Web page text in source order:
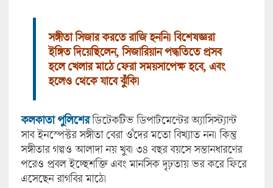
সঙ্গীতা সিজার করতে রাজি হননি। বিশেষজ্ঞরা
ইঙ্গিত দিয়েছিলেন, সিজারিয়ান পদ্ধতিতে প্রসব
হলে খেলার মাঠে ফেরা সময়সাপেক্ষ হবে, এবং
হলেও থেকে যাবে ঝুঁকি।
কলকাতা পুলিশেরডিটেকটিভ ডিপার্টমেন্টের অ্যাসিস্ট্যান্ট
সাব ইনস্পেক্টর সঙ্গীতা বেরা ওঁদের মতো বিখ্যাত নন। কিন্তু
সঙ্গীতার গল্পও আলাদা নয় খুব। ৩৪ বছর বয়সে সন্তানধারণের
পরেও প্রবল ইচ্ছেশক্তি এবং মানসিক দৃঢ়তায় ভর করে ফিরে
এসেছেন রাগবির মাঠে।